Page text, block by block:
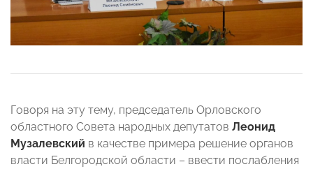
Говоря на эту тему, председатель Орловского
областного Совета народных депутатов Леонид
Музалевский в качестве примера решение органов
власти Белгородской области – ввести послабления